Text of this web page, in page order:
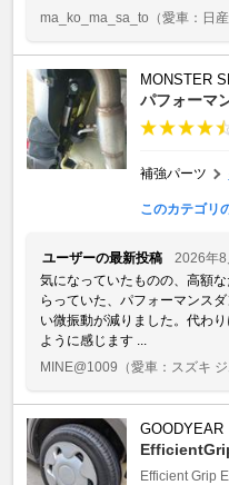
ma_ko_ma_sa_to （愛車：日
MONSTER
パフォーマ
補強パーツ
このカテゴリ
ユーザーの最新投稿
2026年8
気になっていたものの、高額
らっていた、パフォーマンス
い微振動が減りました。代わ
ように感じます ...
MINE@1009 （愛車：スズキ
GOODYEAR
Efficient Grip